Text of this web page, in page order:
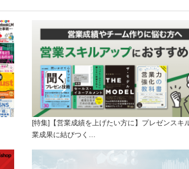
[特集]【営業成績を上げたい方に】プレゼンスキ
業成果に結びつく…